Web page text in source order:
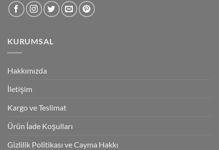
KURUMSAL
Hakkımızda
İletişim
Kargo ve Teslimat
Ürün İade Koşulları
Gizlilik Politikası ve Cayma Hakkı